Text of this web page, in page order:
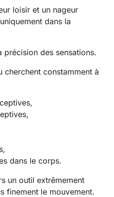
loisir et un nageur
dans la
précision des sensations.
cherchent constamment à
dans le corps.
un outil extrêmement
finement le mouvement.